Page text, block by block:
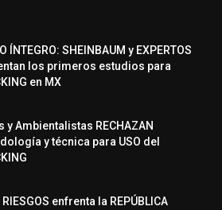
ÍNTEGRO: SHEINBAUM y EXPERTOS
los primeros estudios para
en MX
y Ambientalistas RECHAZAN
y técnica para USO del
RIESGOS enfrenta la REPÚBLICA